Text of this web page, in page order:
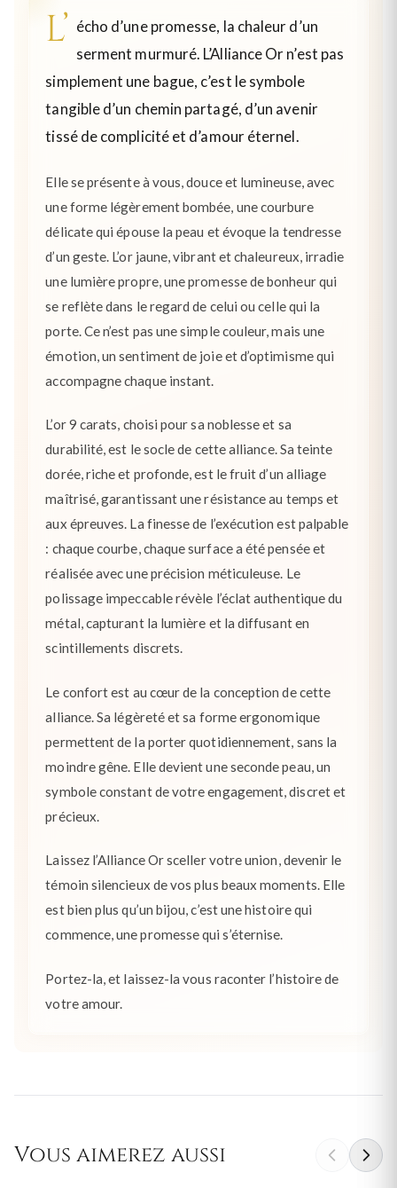
L’ écho d’une promesse, la chaleur d’un
serment murmuré. L’Alliance Or n’est pas
simplement une bague, c’est le symbole
tangible d’un chemin partagé, d’un avenir
tissé de complicité et d’amour éternel.
Elle se présente à vous, douce et lumineuse, avec
une forme légèrement bombée, une courbure
délicate qui épouse la peau et évoque la tendresse
d’un geste. L’or jaune, vibrant et chaleureux, irradie
une lumière propre, une promesse de bonheur qui
se reflète dans le regard de celui ou celle qui la
porte. Ce n’est pas une simple couleur, mais une
émotion, un sentiment de joie et d’optimisme qui
accompagne chaque instant.
L’or 9 carats, choisi pour sa noblesse et sa
durabilité, est le socle de cette alliance. Sa teinte
dorée, riche et profonde, est le fruit d’un alliage
maîtrisé, garantissant une résistance au temps et
aux épreuves. La finesse de l’exécution est palpable
: chaque courbe, chaque surface a été pensée et
réalisée avec une précision méticuleuse. Le
polissage impeccable révèle l’éclat authentique du
métal, capturant la lumière et la diffusant en
scintillements discrets.
Le confort est au cœur de la conception de cette
alliance. Sa légèreté et sa forme ergonomique
permettent de la porter quotidiennement, sans la
moindre gêne. Elle devient une seconde peau, un
symbole constant de votre engagement, discret et
précieux.
Laissez l’Alliance Or sceller votre union, devenir le
témoin silencieux de vos plus beaux moments. Elle
est bien plus qu’un bijou, c’est une histoire qui
commence, une promesse qui s’éternise.
Portez-la, et laissez-la vous raconter l’histoire de
votre amour.
Vous aimerez aussi